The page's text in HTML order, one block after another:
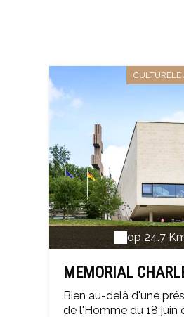
CULTURELE
op 24.7
MEMORIAL
Bien au-delà d'une
de l'Homme du 18 juin